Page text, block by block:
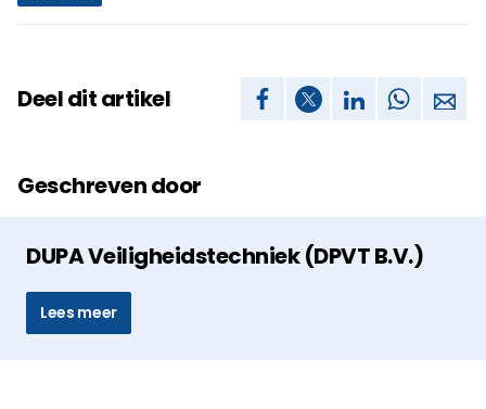
Deel dit artikel
Geschreven door
DUPA Veiligheidstechniek (DPVT B.V.)
Lees meer